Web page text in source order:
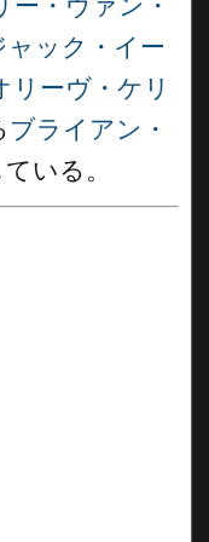
ャック・イー
リーヴ・ケリ
ブライアン・
いる。